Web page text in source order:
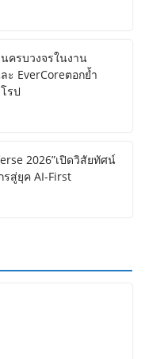
ครบวงจรในงาน
ะ EverCoreตอกย้ำ
รป
2026”เปิดวิสัยทัศน์
รสู่ยุค AI-First